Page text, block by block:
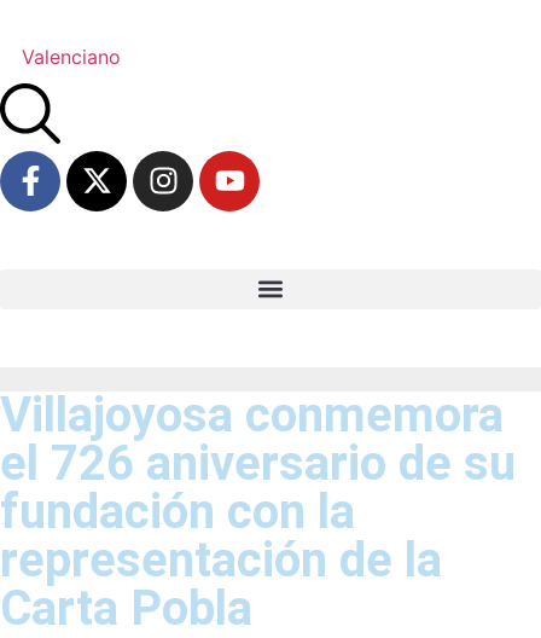
Valenciano
Villajoyosa conmemora
el 726 aniversario de su
fundación con la
representación de la
Carta Pobla